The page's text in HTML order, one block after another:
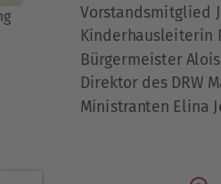
Vorstandsmitglied
Kinderhausleiterin
Bürgermeister
Direktor des DRW
Ministranten Elina